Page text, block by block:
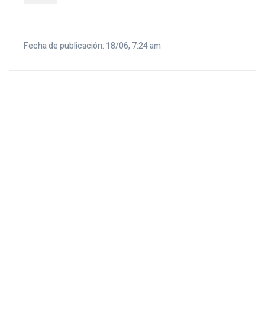
Fecha de publicación: 18/06, 7:24 am